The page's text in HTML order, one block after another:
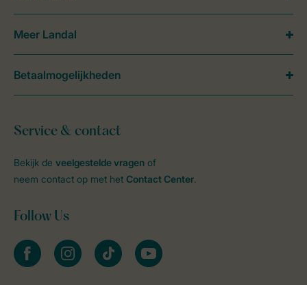
Service & contact
Bekijk de veelgestelde vragen of
neem contact op met het Contact Center.
Follow Us
facebookinstagramtiktok youtube
Meer Landal
Betaalmogelijkheden